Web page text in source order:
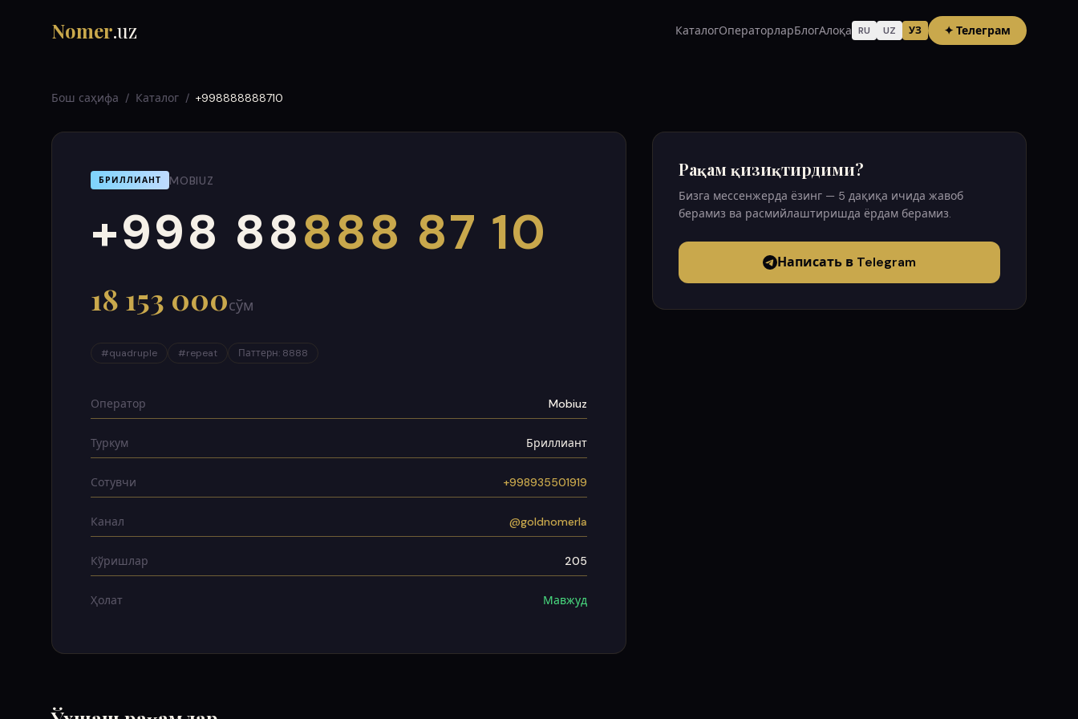
Nomer.uz КаталогОператорларБлогАлоқа RU UZ УЗ ✦ Телеграм
Бош саҳифа / Каталог / +998888888710
БРИЛЛИАНТ MOBIUZ
+998 88888 87 10
000
999
18 153 000сўм
#quadruple #repeat Паттерн: 8888
Оператор Mobiuz
Туркум Бриллиант
Сотувчи +998935501919
Канал @goldnomerla
Кўришлар 205
Ҳолат Мавжуд
Рақам қизиқтирдими?
Бизга мессенжерда ёзинг — 5 дақиқа ичида жавоб
берамиз ва расмийлаштиришда ёрдам берамиз.
Написать в Telegram